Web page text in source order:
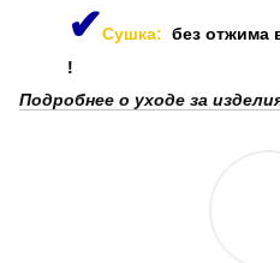
✔Сушка: без отжима
!
Подробнее о уходе за